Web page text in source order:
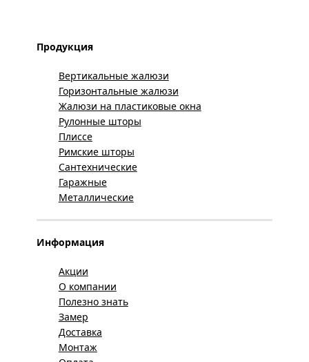
Продукция
Вертикальные жалюзи
Горизонтальные жалюзи
Жалюзи на пластиковые окна
Рулонные шторы
Плиссе
Римские шторы
Сантехнические
Гаражные
Металлические
Информация
Акции
О компании
Полезно знать
Замер
Доставка
Монтаж